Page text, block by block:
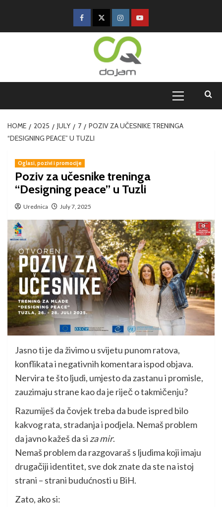
HOME 2025 JULY 7
POZIV ZA UČESNIKE TRENINGA
“DESIGNING PEACE” U TUZLI
Oglasi, pozivi i promocije
Poziv za učesnike treninga
“Designing peace” u Tuzli
Urednica July 7, 2025
Jasno ti je da živimo u svijetu punom ratova,
konflikata i negativnih komentara ispod objava.
Nervira te što ljudi, umjesto da zastanu i promisle,
zauzimaju strane kao da je riječ o takmičenju?
Razumiješ da čovjek treba da bude ispred bilo
kakvog rata, stradanja i podjela. Nemaš problem
da javno kažeš da siza mir.
Nemaš problem da razgovaraš s ljudima koji imaju
drugačiji identitet, sve dok znate da ste na istoj
strani – strani budućnosti u BiH.
Zato, ako si: